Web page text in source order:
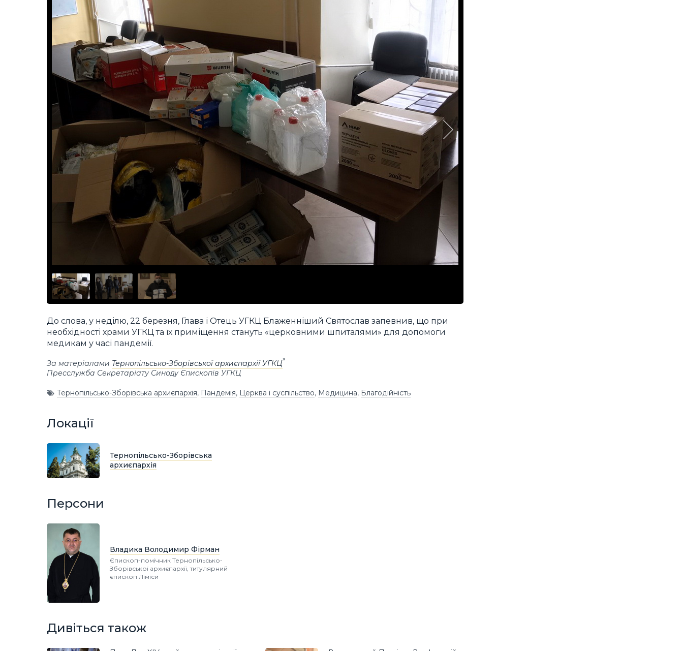
До слова, у неділю, 22 березня, Глава і Отець УГКЦ Блаженніший Святослав запевнив, що при
необхідності храми УГКЦ та їх приміщення стануть «церковними шпиталями» для допомоги
медикам у часі пандемії.
За матеріалами Тернопільсько-Зборівської архиєпархії УГКЦ
Пресслужба Секретаріату Синоду Єпископів УГКЦ
Тернопільсько-Зборівська архиєпархія, Пандемія, Церква і суспільство, Медицина, Благодійність
Локації
Тернопільсько-Зборівська
архиєпархія
Персони
Владика Володимир Фірман
Єпископ-помічник Тернопільсько-
Зборівської архиєпархії, титулярний
єпископ Ліміси
Дивіться також